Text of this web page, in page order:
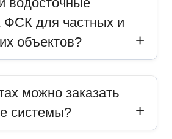
для частных и
объектов?
можно заказать
системы?